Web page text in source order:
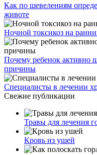
Как по шевелениям
животе
Ночной токсикоз на
Почему ребенок активно
причины
Специалисты в лечении
Свежие публикации
Травы для лечения
Кровь из ушей